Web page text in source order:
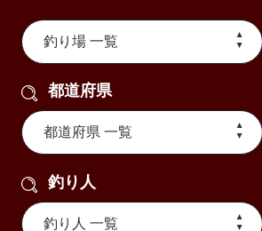
都道府県
釣り人